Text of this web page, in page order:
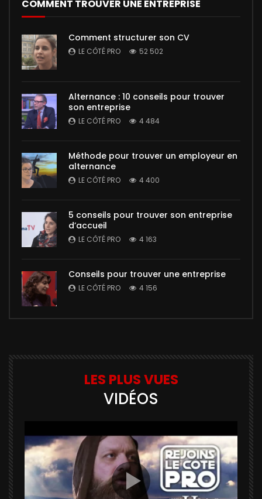
COMMENT TROUVER UNE ENTREPRISE
Comment structurer son CV
LE CÔTÉ PRO 52 502
Alternance : 10 conseils pour trouver
son entreprise
LE CÔTÉ PRO 4 484
Méthode pour trouver un employeur en
alternance
LE CÔTÉ PRO 4 400
5 conseils pour trouver son entreprise
d’accueil
LE CÔTÉ PRO 4 163
Conseils pour trouver une entreprise
LE CÔTÉ PRO 4 156
LES PLUS VUES
VIDÉOS